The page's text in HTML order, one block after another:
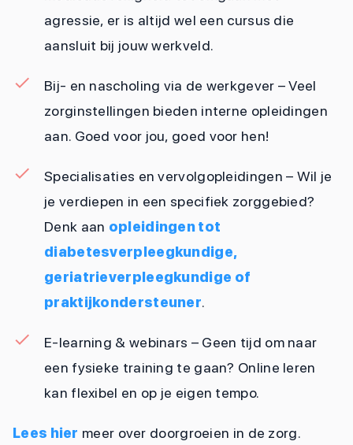
agressie, er is altijd wel een cursus die
aansluit bij jouw werkveld.
Bij- en nascholing via de werkgever – Veel
zorginstellingen bieden interne opleidingen
aan. Goed voor jou, goed voor hen!
Specialisaties en vervolgopleidingen – Wil je
je verdiepen in een specifiek zorggebied?
Denk aan opleidingen tot
diabetesverpleegkundige,
geriatrieverpleegkundige of
praktijkondersteuner.
E-learning & webinars – Geen tijd om naar
een fysieke training te gaan? Online leren
kan flexibel en op je eigen tempo.
Lees hier meer over doorgroeien in de zorg.